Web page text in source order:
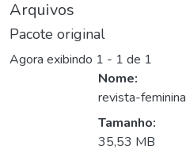
Arquivos
Pacote original
Agora exibindo 1 - 1 de 1
Nome:
revista-
Tamanho:
35,53 MB